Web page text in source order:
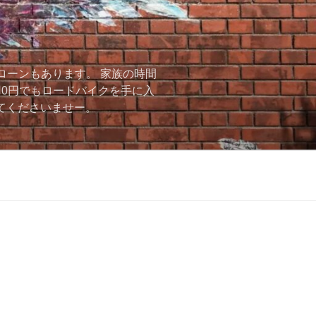
ーンもあります。 家族の時間
円でもロードバイクを手に入
くださいませー。